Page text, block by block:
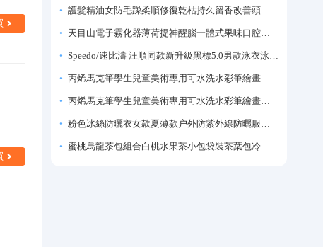
護髮精油女防毛躁柔順修復乾枯持久留香改善頭髮毛躁柔順劑神器
天目山電子霧化器薄荷提神醒腦一體式果味口腔噴霧吸入式戒煙神器
Speedo/速比濤 汪順同款新升級黑標5.0男款泳衣泳褲溫泉游泳套裝
丙烯馬克筆學生兒童美術專用可水洗水彩筆繪畫彩色塗鴉畫筆不透色可疊色防水手繪diy丙烯顏料筆水性填色筆
丙烯馬克筆學生兒童美術專用可水洗水彩筆繪畫彩色塗鴉畫筆不透色可疊色防水手繪diy丙烯顏料筆水性填色筆
粉色冰絲防曬衣女款夏薄款户外防紫外線防曬服修身緊身短外套上衣
蜜桃烏龍茶包組合白桃水果茶小包袋裝茶葉包冷泡茶泡水喝的東西